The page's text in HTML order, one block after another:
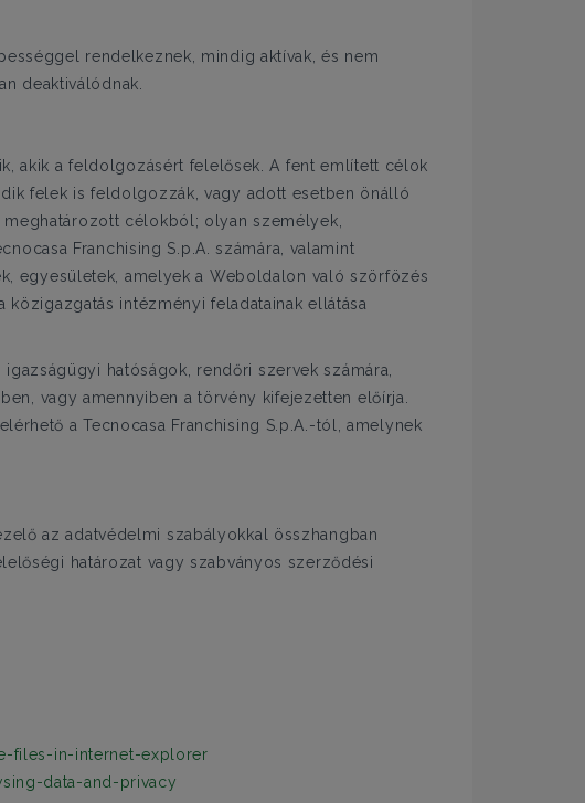
rendelkeznek, mindig aktívak, és nem
deaktiválódnak.
akik a feldolgozásért felelősek. A fent említett célok
felek is feldolgozzák, vagy adott esetben önálló
célokból; olyan személyek,
Franchising S.p.A. számára, valamint
egyesületek, amelyek a Weboldalon való szörfözés
intézményi feladatainak ellátása
hatóságok, rendőri szervek számára,
vagy amennyiben a törvény kifejezetten előírja.
a Tecnocasa Franchising S.p.A.-tól, amelynek
az adatvédelmi szabályokkal összhangban
határozat vagy szabványos szerződési
files-in-internet-explorer
data-and-privacy